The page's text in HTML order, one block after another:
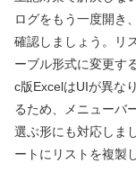
ログをもう一度開き
確認しましょう。リ
ーブル形式に変更す
c版ExcelはUIが異な
るため、メニューバ
選ぶ形にも対応しま
ートにリストを複製